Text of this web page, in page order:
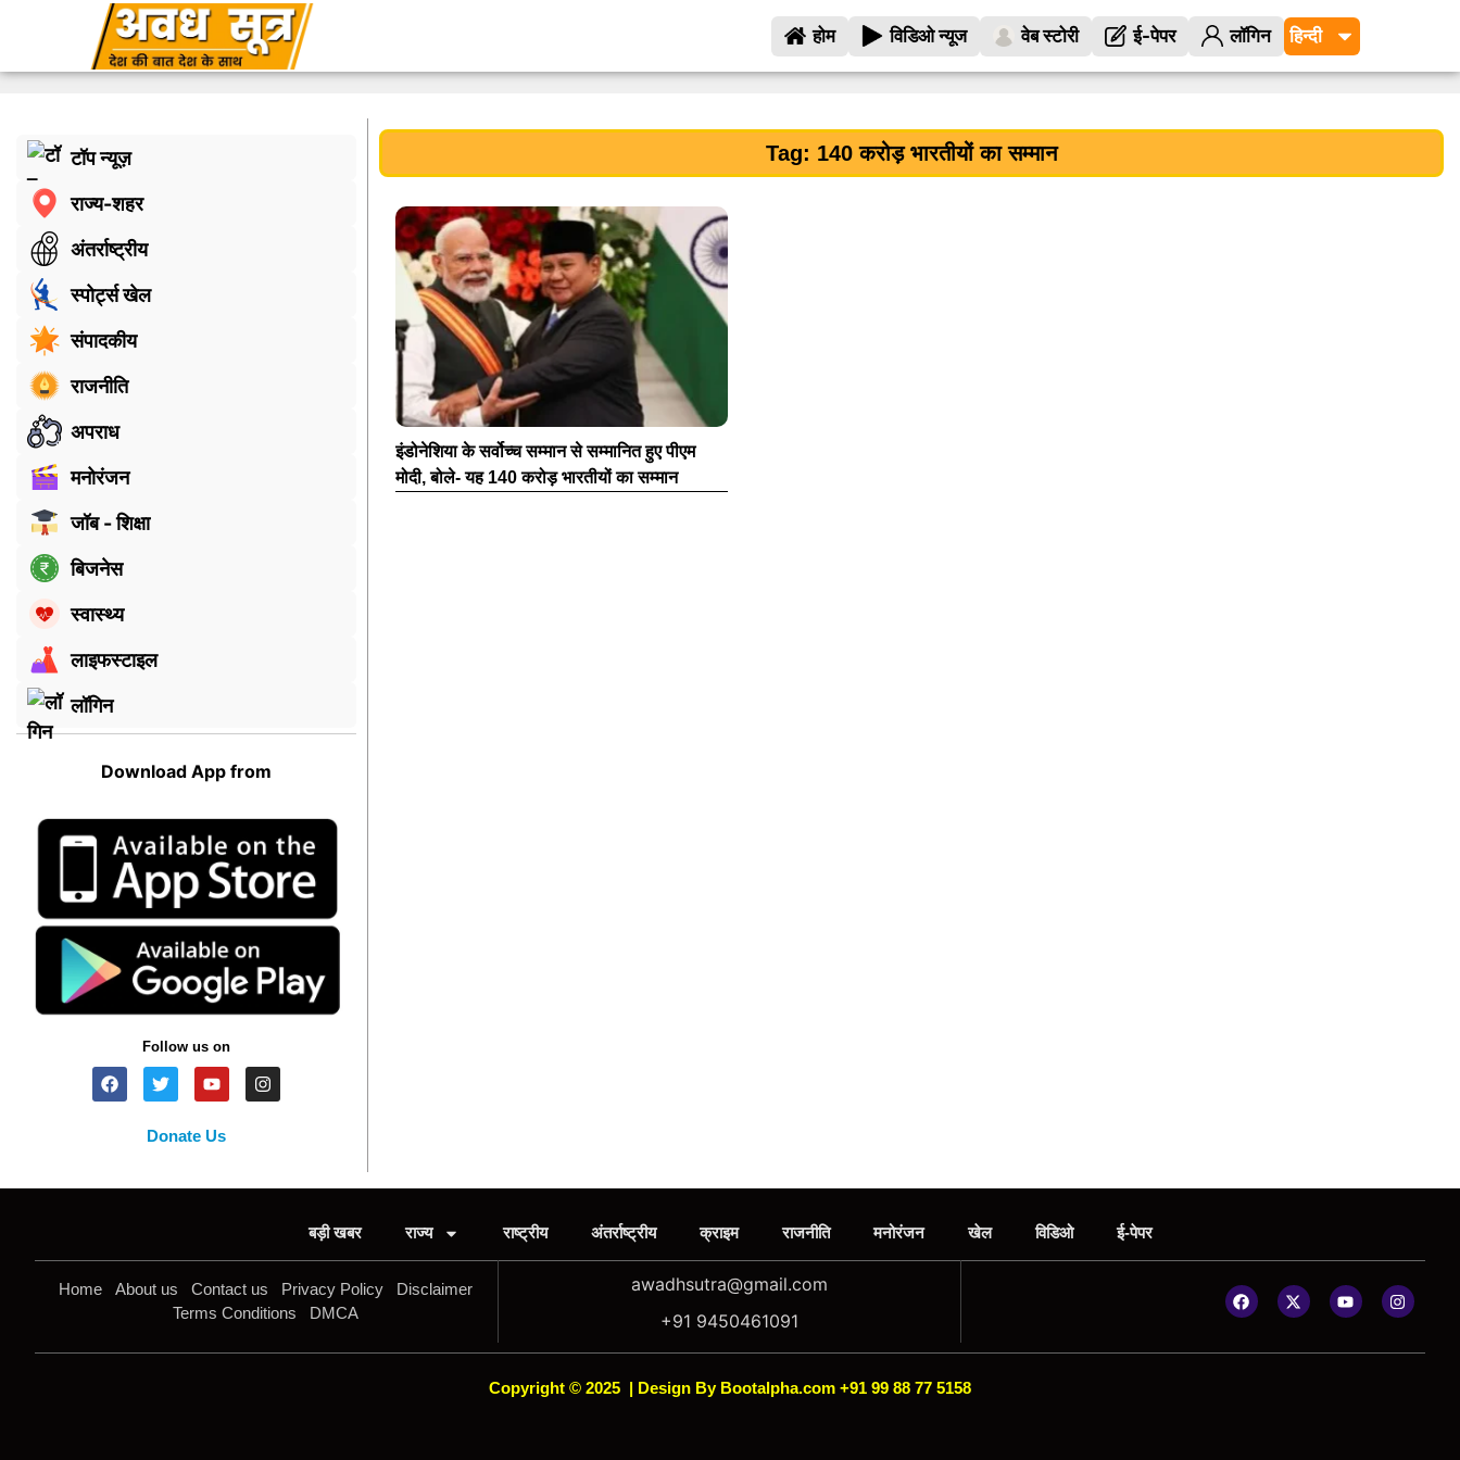
होम विडिओ न्यूज वेब स्टोरी ई-पेपर लॉगिन
टॉप न्यूज़
राज्य-शहर
अंतर्राष्ट्रीय
स्पोर्ट्स खेल
संपादकीय
राजनीति
अपराध
मनोरंजन
जॉब - शिक्षा
बिजनेस
स्वास्थ्य
लाइफस्टाइल
लॉगिन
Download App from
Follow us on
Donate Us
Tag: 140 करोड़ भारतीयों का सम्मान
इंडोनेशिया के सर्वोच्च सम्मान से सम्मानित हुए पीएम
मोदी, बोले- यह 140 करोड़ भारतीयों का सम्मान
बड़ी खबर राज्य राष्ट्रीय अंतर्राष्ट्रीय क्राइम राजनीति मनोरंजन खेल विडिओ ई-पेपर
Home About us Contact us Privacy Policy
Disclaimer
Terms Conditions
DMCA
awadhsutra@gmail.com
+91 9450461091
Copyright © 2025 | Design By Bootalpha.com +91 99 88 77 5158